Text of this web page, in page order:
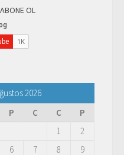
OL
2026
P C C
P
1
2
6 7 8
9